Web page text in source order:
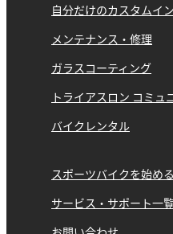
自分だけのカスタムイ
メンテナンス・修理
ガラスコーティング
トライアスロン コミュ
バイクレンタル
スポーツバイクを始め
サービス・サポート一